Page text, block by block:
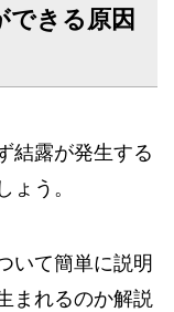
できる原因
結露が発生する
ょう。
いて簡単に説明
まれるのか解説